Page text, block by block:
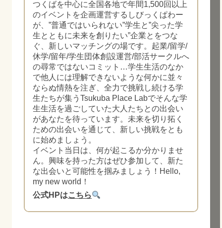
つくばを中心に全国各地で年間1,500回以上
のイベントを企画運営するしびっくぱわー
が、”普通ではいられない”学生と”尖った学
生とともに未来を創りたい”企業とをつな
ぐ、新しいマッチングの場です。起業/留学/
休学/留年/学生団体創設運営/部活サークルへ
の尋常ではないコミット…学生生活のなか
で他人には理解できないような何かに並々
ならぬ情熱を注ぎ、全力で挑戦し続ける学
生たちが集うTsukuba Place Labでそんな学
生生活を過ごしていた大人たちとの出会い
があなたを待っています。未来を切り拓く
ための出会いを通じて、新しい挑戦をとも
に始めましょう。
イベント当日は、何が起こるか分かりませ
ん。興味を持った方はぜひ参加して、新た
な出会いと可能性を掴みましょう！Hello,
my new world！
公式HPはこちら